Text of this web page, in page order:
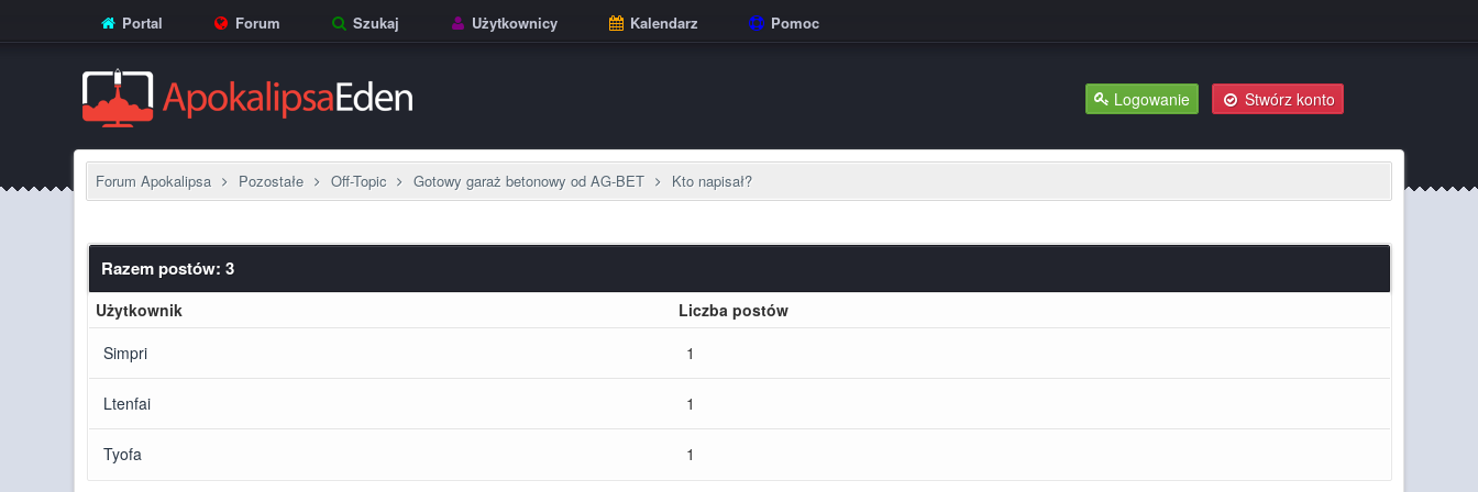
Portal Forum Szukaj Użytkownicy Kalendarz Pomoc
Logowanie Stwórz konto
Forum Apokalipsa Pozostałe Off-Topic Gotowy garaż betonowy od AG-BET Kto napisał?
Razem postów: 3
Użytkownik
Liczba postów
Simpri
1
Ltenfai 1
Tyofa 1